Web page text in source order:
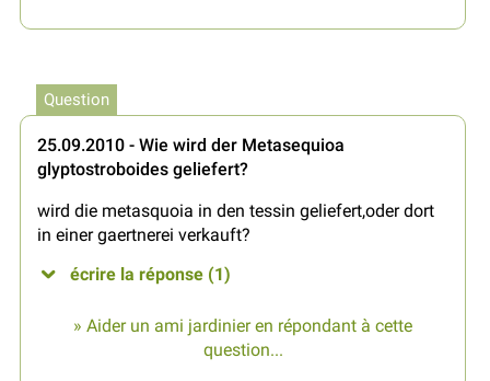
Question
25.09.2010 - Wie wird der Metasequioa
glyptostroboides geliefert?
wird die metasquoia in den tessin geliefert,oder dort
in einer gaertnerei verkauft?
écrire la réponse (1)
» Aider un ami jardinier en répondant à cette
question...